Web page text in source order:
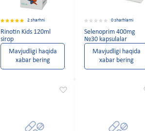
2 sharhni
Rinotin Kids 120ml
sirop
Mavjudligi haqida
xabar bering
0 sharhlarni
Selenoprim 400mg
№30 kapsulalar
Mavjudligi haqida
xabar bering